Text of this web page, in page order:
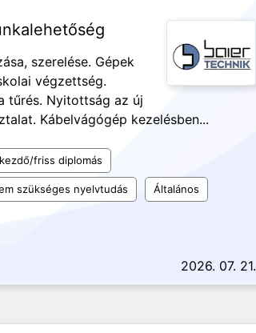
szerelése. Gépek
végzettség.
tűrés. Nyitottság az új
Kábelvágógép kezelésben...
friss diplomás
szükséges nyelvtudás Általános
2026. 07. 21.